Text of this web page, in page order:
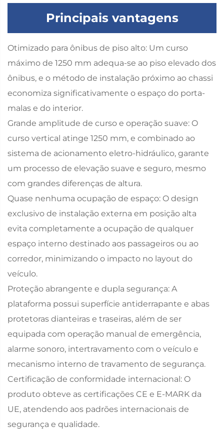
Principais vantagens
Otimizado para ônibus de piso alto: Um curso
máximo de 1250 mm adequa-se ao piso elevado dos
ônibus, e o método de instalação próximo ao chassi
economiza significativamente o espaço do porta-
malas e do interior.
Grande amplitude de curso e operação suave: O
curso vertical atinge 1250 mm, e combinado ao
sistema de acionamento eletro-hidráulico, garante
um processo de elevação suave e seguro, mesmo
com grandes diferenças de altura.
Quase nenhuma ocupação de espaço: O design
exclusivo de instalação externa em posição alta
evita completamente a ocupação de qualquer
espaço interno destinado aos passageiros ou ao
corredor, minimizando o impacto no layout do
veículo.
Proteção abrangente e dupla segurança: A
plataforma possui superfície antiderrapante e abas
protetoras dianteiras e traseiras, além de ser
equipada com operação manual de emergência,
alarme sonoro, intertravamento com o veículo e
mecanismo interno de travamento de segurança.
Certificação de conformidade internacional: O
produto obteve as certificações CE e E-MARK da
UE, atendendo aos padrões internacionais de
segurança e qualidade.